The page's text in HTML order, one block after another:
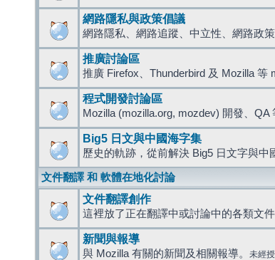
網路隱私與政策倡議
網路隱私、網路追蹤、中立性、網路政
推廣討論區
推廣 Firefox、Thunderbird 及 Mozilla 等
程式開發討論區
Mozilla (mozilla.org, mozdev) 開發、QA
Big5 日文與中國海字集
歷史的軌跡，從前解決 Big5 日文字與中
文件翻譯 和 軟體在地化討論
文件翻譯創作
這裡放了正在翻譯中或討論中的各類文件
新聞與報導
與 Mozilla 有關的新聞及相關報導。 未經